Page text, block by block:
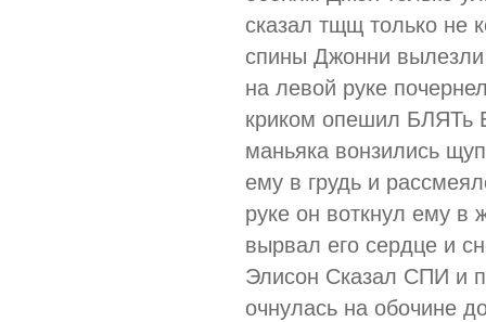
сказал тщщ только не
спины Джонни
на левой руке
криком опешил
маньяка вонзились
ему в грудь и
руке он воткнул ему
вырвал его сердце и
Элисон Сказал СПИ и
очнулась на обочине